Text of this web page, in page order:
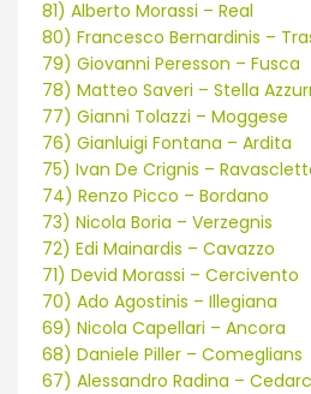
81) Alberto Morassi – Real
80) Francesco Bernardinis –
79) Giovanni Peresson – Fusca
78) Matteo Saveri – Stella
77) Gianni Tolazzi – Moggese
76) Gianluigi Fontana – Ardita
75) Ivan De Crignis –
74) Renzo Picco – Bordano
73) Nicola Boria – Verzegnis
72) Edi Mainardis – Cavazzo
71) Devid Morassi – Cercivento
70) Ado Agostinis – Illegiana
69) Nicola Capellari – Ancora
68) Daniele Piller – Comeglians
67) Alessandro Radina –